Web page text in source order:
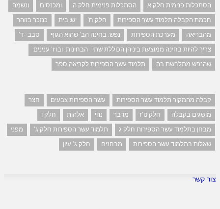
הסתכלות פנימית חלק א
הסתכלות פנימית חלק ה ומכנסים
ונשמה
חכמת הקבלה תלמוד עשר הספירות
חלק ח' יש: בית
כנזכר בזוהר
מהבריאה
מערכת הספירות נפש. בחינה הב' שהוא הגוף
סבב -ד'
צריך להיות בחינה ממוצעת ביניהן הכוללת שתי הבחינות. ובו ז' ענינים:
שהנפש מתלבשת בה
תלמוד עשר הספירות לקריאה ספר
קבלה מהמקור תלמוד עשר הספירות עשר הספירות צבעים
חצר
מושגים בקבלה
חלק ט"ז מדבר נהי אלהות
חלק ו
מבחן בתלמוד עשר הספירות חלק ג
תלמוד עשר הספירות חלק ג'
מפני
שאלות בתלמוד עשר הספירות
מבחנים חלק ג' עיון
צור קשר